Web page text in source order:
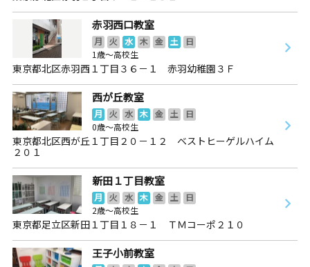
赤羽西口教室
月 火 水 木 金 土
日
1歳～高校生
東京都北区赤羽西１丁目３６－１ 赤羽幼稚園３Ｆ
西が丘教室
月 火 水 木 金 土
日
0歳～高校生
東京都北区西が丘１丁目２０－１２ ベストヒーゲルハイム
２０１
新田１丁目教室
月 火 水 木 金 土
日
2歳～高校生
東京都足立区新田１丁目１８－１ ＴＭコーポ２１０
王子小前教室